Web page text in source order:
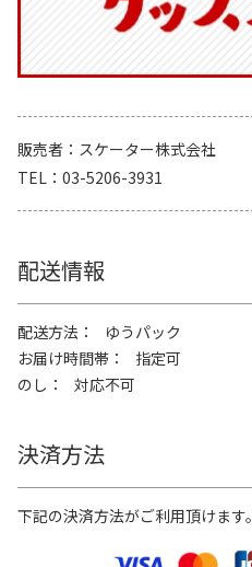
販売者
スケーター株式会社
TEL
03-5206-3931
配送情報
配送方法
ゆうパック
お届け時間帯
指定可
のし
対応不可
決済方法
下記の決済方法がご利用頂けます。